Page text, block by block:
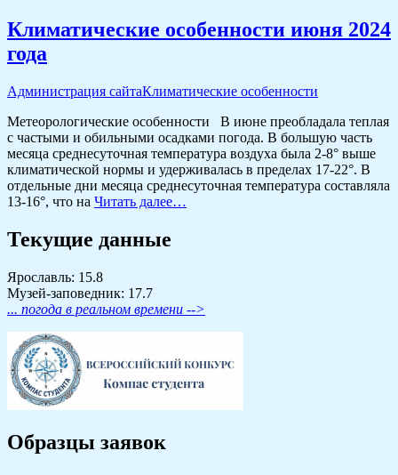
Климатические особенности июня 2024
года
Администрация сайтаКлиматические особенности
Метеорологические особенности В июне преобладала теплая
с частыми и обильными осадками погода. В большую часть
месяца среднесуточная температура воздуха была 2-8° выше
климатической нормы и удерживалась в пределах 17-22°. В
отдельные дни месяца среднесуточная температура составляла
13-16°, что на Читать далее…
Текущие данные
Ярославль: 15.8
Музей-заповедник: 17.7
... погода в реальном времени -->
Образцы заявок